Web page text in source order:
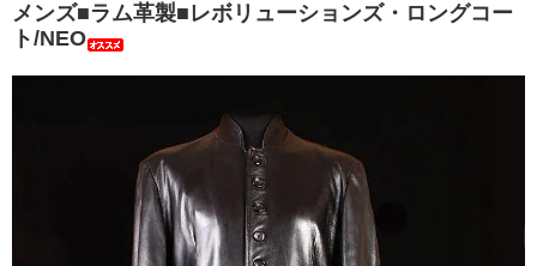
メンズ■ラム革製■レボリューションズ・ロングコー
ト/NEO